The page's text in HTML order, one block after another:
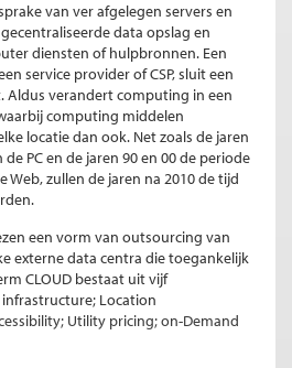
van ver afgelegen servers en
data opslag en
diensten of hulpbronnen. Een
service provider of CSP, sluit een
Aldus verandert computing in een
computing middelen
locatie dan ook. Net zoals de jaren
PC en de jaren 90 en 00 de periode
Web, zullen de jaren na 2010 de tijd
een vorm van outsourcing van
externe data centra die toegankelijk
CLOUD bestaat uit vijf
Location
Utility pricing; on-Demand